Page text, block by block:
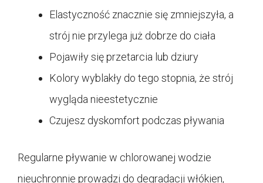
Elastyczność znacznie się zmniejszyła, a
strój nie przylega już dobrze do ciała
Pojawiły się przetarcia lub dziury
Kolory wyblakły do tego stopnia, że strój
wygląda nieestetycznie
Czujesz dyskomfort podczas pływania
Regularne pływanie w chlorowanej wodzie
nieuchronnie prowadzi do degradacji włókien,